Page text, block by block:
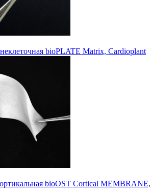
bioPLATE Matrix, Cardioplant
bioOST Cortical